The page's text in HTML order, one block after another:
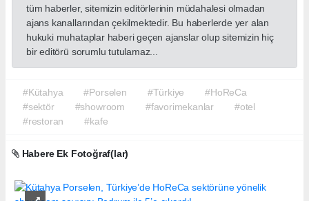
tüm haberler, sitemizin editörlerinin müdahalesi olmadan
ajans kanallarından çekilmektedir. Bu haberlerde yer alan
hukuki muhataplar haberi geçen ajanslar olup sitemizin hiç
bir editörü sorumlu tutulamaz...
#Kütahya #Porselen #Türkiye
#HoReCa
#sektör
#showroom #favorimekanlar
#otel
#restoran
#kafe
Habere Ek Fotoğraf(lar)